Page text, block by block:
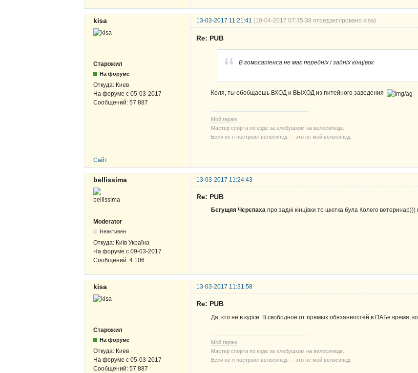
kisa 13-03-2017 11:21:41 (10-04-2017 07:35:38 отредактировано kisa)
Старожил
На форуме
Откуда: Киев
На форуме с 05-03-2017
Сообщений: 57 887
Re: PUB
В гомосапіенса не має передніх і задніх кінцівок
Коля, ты обобщаешь ВХОД и ВЫХОД из питейного заведения
Мой гараж
Мастер спорта по езде за хлебушком на велосипеде.
Если не я построил велосипед — это не мой велосипед.
Сайт
bellissima 13-03-2017 11:24:43
Moderator
Неактивен
Откуда: Київ Україна
На форуме с 09-03-2017
Сообщений: 4 106
Re: PUB
Бєгущяя Чєрєпаха про задні кінцівки то шютка була Колего ветеринар)))
kisa 13-03-2017 11:31:58
Старожил
На форуме
Откуда: Киев
На форуме с 05-03-2017
Сообщений: 57 887
Re: PUB
Да, кто не в курсе. В свободное от прямых обязанностей в ПАБе время,
Мой гараж
Мастер спорта по езде за хлебушком на велосипеде.
Если не я построил велосипед — это не мой велосипед.